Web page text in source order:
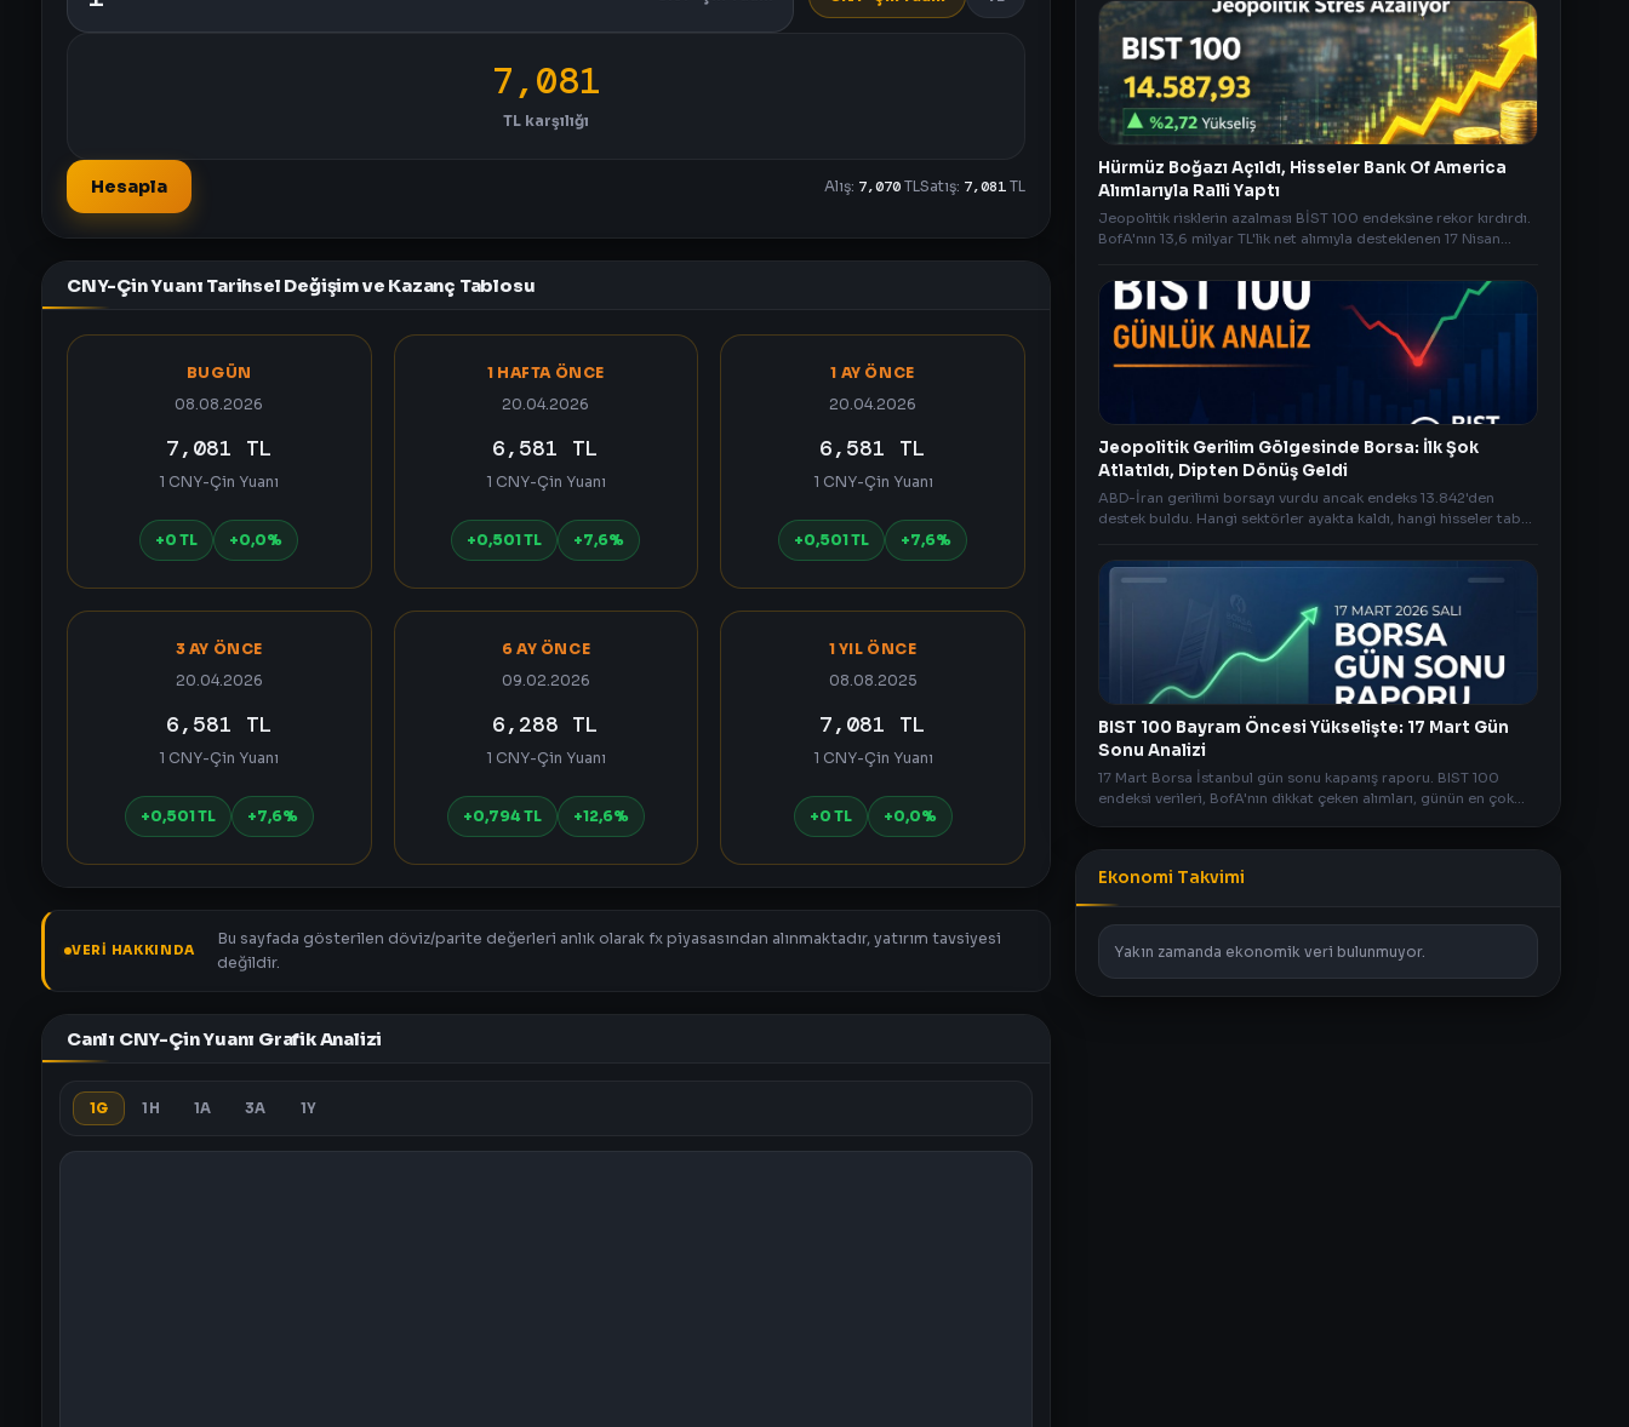
7,081
TL karşılığı
Hesapla Alış: 7,070 TLSatış: 7,081 TL
CNY-Çin Yuanı Tarihsel Değişim ve Kazanç Tablosu
BUGÜN
08.08.2026
7,081 TL
1 CNY-Çin Yuanı
+0 TL +0,0%
1 HAFTA ÖNCE
20.04.2026
6,581 TL
1 CNY-Çin Yuanı
+0,501 TL +7,6%
1 AY ÖNCE
20.04.2026
6,581 TL
1 CNY-Çin Yuanı
+0,501 TL +7,6%
3 AY ÖNCE
20.04.2026
6,581 TL
1 CNY-Çin Yuanı
+0,501 TL +7,6%
6 AY ÖNCE
09.02.2026
6,288 TL
1 CNY-Çin Yuanı
+0,794 TL +12,6%
1 YIL ÖNCE
08.08.2025
7,081 TL
1 CNY-Çin Yuanı
+0 TL +0,0%
VERI HAKKINDA
Bu sayfada gösterilen döviz/parite değerleri anlık olarak fx piyasasından alınmaktadır, yatırım tavsiyesi
değildir.
Canlı CNY-Çin Yuanı Grafik Analizi
1G 1H 1A 3A 1Y
Hürmüz Boğazı Açıldı, Hisseler Bank Of America
Alımlarıyla Ralli Yaptı
Jeopolitik risklerin azalması BİST 100 endeksine rekor kırdırdı.
BofA'nın 13,6 milyar TL'lik net alımıyla desteklenen 17 Nisan
Jeopolitik Gerilim Gölgesinde Borsa: İlk Şok
Atlatıldı, Dipten Dönüş Geldi
ABD-İran gerilimi borsayı vurdu ancak endeks 13.842'den
destek buldu. Hangi sektörler ayakta kaldı, hangi hisseler taban
BIST 100 Bayram Öncesi Yükselişte: 17 Mart Gün
Sonu Analizi
17 Mart Borsa İstanbul gün sonu kapanış raporu. BIST 100
endeksi verileri, BofA'nın dikkat çeken alımları, günün en çok
Ekonomi Takvimi
Yakın zamanda ekonomik veri bulunmuyor.